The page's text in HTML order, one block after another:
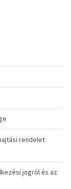
rendelet
jogról és az